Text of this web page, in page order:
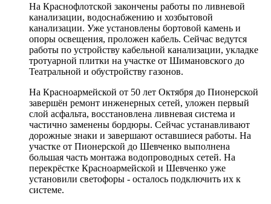
На Краснофлотской закончены работы по ливневой
канализации, водоснабжению и хозбытовой
канализации. Уже установлены бортовой камень и
опоры освещения, проложен кабель. Сейчас ведутся
работы по устройству кабельной канализации, укладке
тротуарной плитки на участке от Шимановского до
Театральной и обустройству газонов.
На Красноармейской от 50 лет Октября до Пионерской
завершён ремонт инженерных сетей, уложен первый
слой асфальта, восстановлена ливневая система и
частично заменены бордюры. Сейчас устанавливают
дорожные знаки и завершают оставшиеся работы. На
участке от Пионерской до Шевченко выполнена
большая часть монтажа водопроводных сетей. На
перекрёстке Красноармейской и Шевченко уже
установили светофоры - осталось подключить их к
системе.